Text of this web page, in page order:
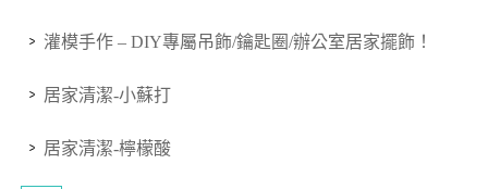
灌模手作 – DIY專屬吊飾/鑰匙圈/辦公室居家擺飾！
居家清潔-小蘇打
居家清潔-檸檬酸